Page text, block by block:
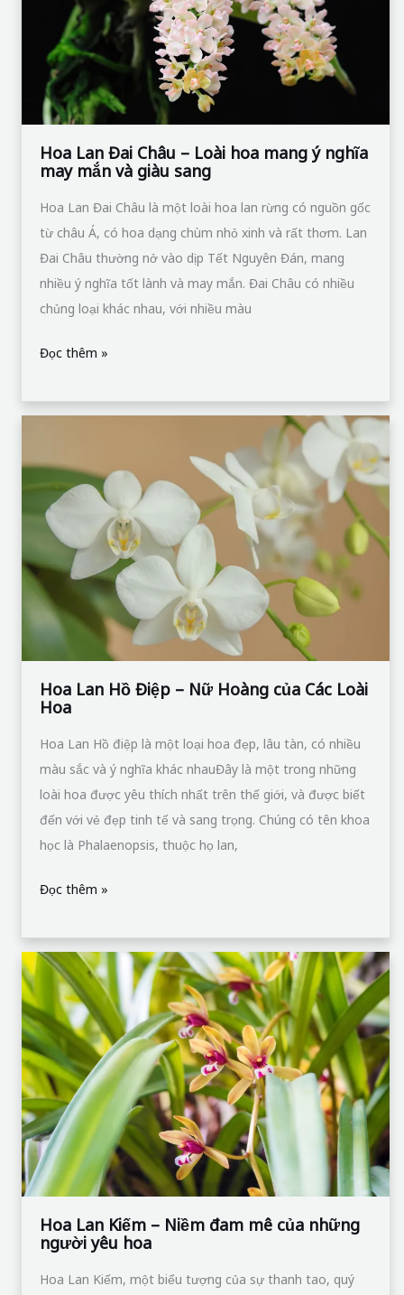
Hoa Lan Đai Châu – Loài hoa mang ý nghĩa
may mắn và giàu sang
Hoa Lan Đai Châu là một loài hoa lan rừng có nguồn gốc
từ châu Á, có hoa dạng chùm nhỏ xinh và rất thơm. Lan
Đai Châu thường nở vào dịp Tết Nguyên Đán, mang
nhiều ý nghĩa tốt lành và may mắn. Đai Châu có nhiều
chủng loại khác nhau, với nhiều màu
hoa
mang
ý
nghĩa
may
mắn
Đọc thêm »
Hoa Lan Hồ Điệp – Nữ Hoàng của Các Loài
Hoa
Hoa Lan Hồ điệp là một loại hoa đẹp, lâu tàn, có nhiều
màu sắc và ý nghĩa khác nhauĐây là một trong những
loài hoa được yêu thích nhất trên thế giới, và được biết
đến với vẻ đẹp tinh tế và sang trọng. Chúng có tên khoa
học là Phalaenopsis, thuộc họ lan,
Điệp
Nữ
Hoàng
của
Các
Hoa
Đọc thêm »
Hoa Lan Kiếm – Niềm đam mê của những
người yêu hoa
Hoa Lan Kiếm, một biểu tượng của sự thanh tao, quý
Hoa
Lan
Kiếm
–
Niềm
đam
mê
của
những
người
yêu
hoa